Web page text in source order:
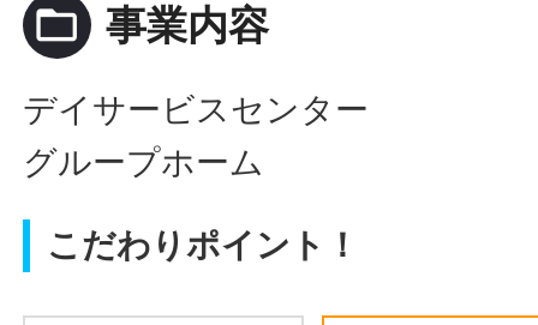
folder_open 事業内容
デイサービスセンター
グループホーム
こだわりポイント！